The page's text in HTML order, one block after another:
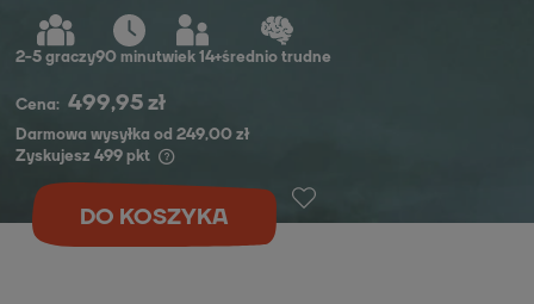
2-5graczy90 minutwiek 14+średnio trudne
Cena: 499,95 zł
Darmowa wysyłka od 249,00 zł
Zyskujesz499pkt
DO KOSZYKA